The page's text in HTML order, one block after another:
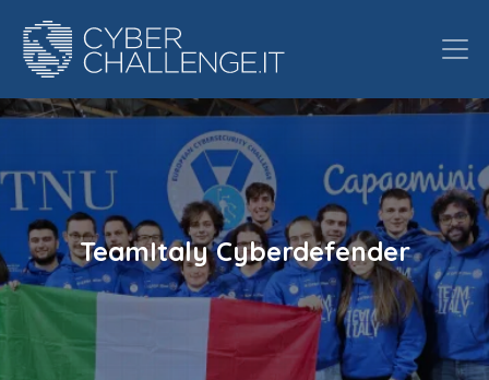
TeamItaly Cyberdefender